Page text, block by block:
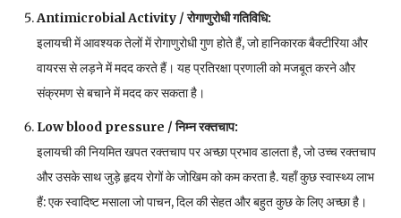
Antimicrobial Activity /रोगाणुरोधी गतिविधि:
इलायची में आवश्यक तेलों में रोगाणुरोधी गुण होते हैं, जो हानिकारक बैक्टीरिया और
वायरस से लड़ने में मदद करते हैं। यह प्रतिरक्षा प्रणाली को मजबूत करने और
संक्रमण से बचाने में मदद कर सकता है।
Low blood pressure /निम्न रक्तचाप:
इलायची की नियमित खपत रक्तचाप पर अच्छा प्रभाव डालता है, जो उच्च रक्तचाप
और उसके साथ जुड़े हृदय रोगों के जोखिम को कम करता है. यहाँ कुछ स्वास्थ्य लाभ
हैं: एक स्वादिष्ट मसाला जो पाचन, दिल की सेहत और बहुत कुछ के लिए अच्छा है।